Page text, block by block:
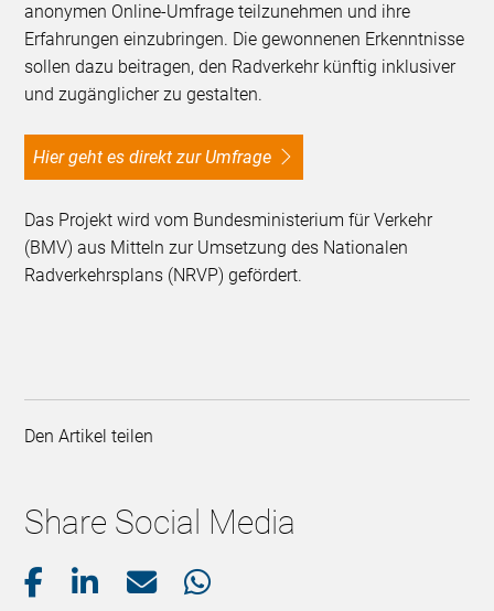
anonymen Online-Umfrage teilzunehmen und ihre
Erfahrungen einzubringen. Die gewonnenen Erkenntnisse
sollen dazu beitragen, den Radverkehr künftig inklusiver
und zugänglicher zu gestalten.
Hier geht es direkt zur Umfrage
Das Projekt wird vom Bundesministerium für Verkehr
(BMV) aus Mitteln zur Umsetzung des Nationalen
Radverkehrsplans (NRVP) gefördert.
Den Artikel teilen
Share Social Media